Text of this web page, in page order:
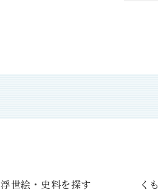
浮世絵・史料を探す く